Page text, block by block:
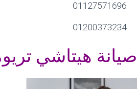
01127571696
01200373234
هيتاشي